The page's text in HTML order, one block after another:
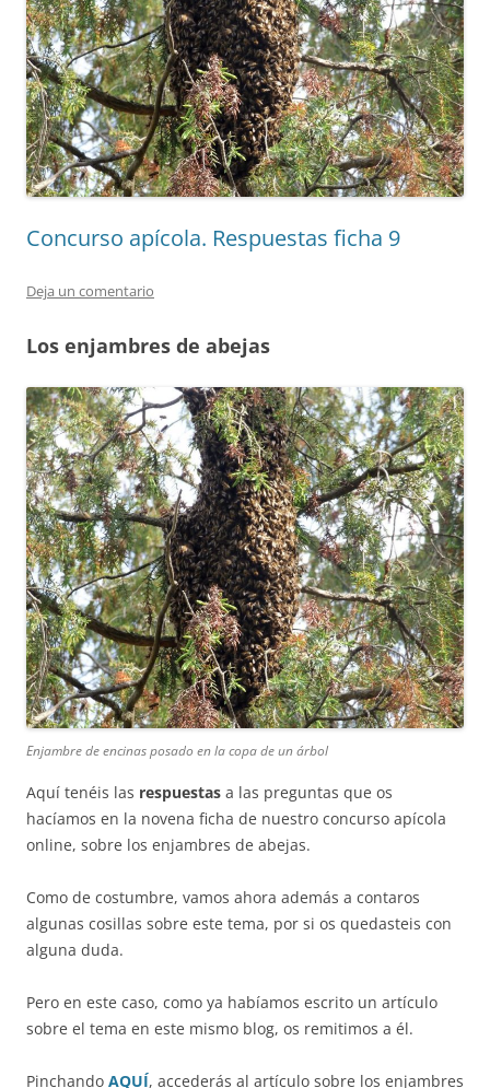
Concurso apícola. Respuestas ficha 9
Deja un comentario
Los enjambres de abejas
Enjambre de encinas posado en la copa de un árbol
Aquí tenéis las respuestas a las preguntas que os
hacíamos en la novena ficha de nuestro concurso apícola
online, sobre los enjambres de abejas.
Como de costumbre, vamos ahora además a contaros
algunas cosillas sobre este tema, por si os quedasteis con
alguna duda.
Pero en este caso, como ya habíamos escrito un artículo
sobre el tema en este mismo blog, os remitimos a él.
Pinchando AQUÍ, accederás al artículo sobre los enjambres